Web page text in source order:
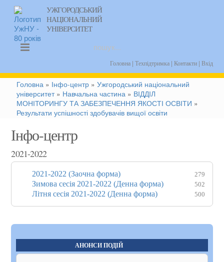
УЖГОРОДСЬКИЙ
НАЦІОНАЛЬНИЙ
УНІВЕРСИТЕТ
Головна| Техпідтримка| Контакти| Вхід
Головна » Інфо-центр »Ужгородський національний
університет» Навчальна частина » ВІДДІЛ
МОНІТОРИНГУ ТА ЗАБЕЗПЕЧЕННЯ ЯКОСТІ ОСВІТИ »
Результати успішності здобувачів вищої освіти
Інфо-центр
2021-2022
2021-2022 (Заочна форма) 279
Зимова сесія 2021-2022 (Денна форма) 502
Літня сесія 2021-2022 (Денна форма) 500
АНОНСИ ПОДІЙ